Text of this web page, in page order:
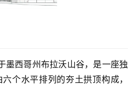
墨西哥州布拉沃山谷，是一座独
个水平排列的夯土拱顶构成，